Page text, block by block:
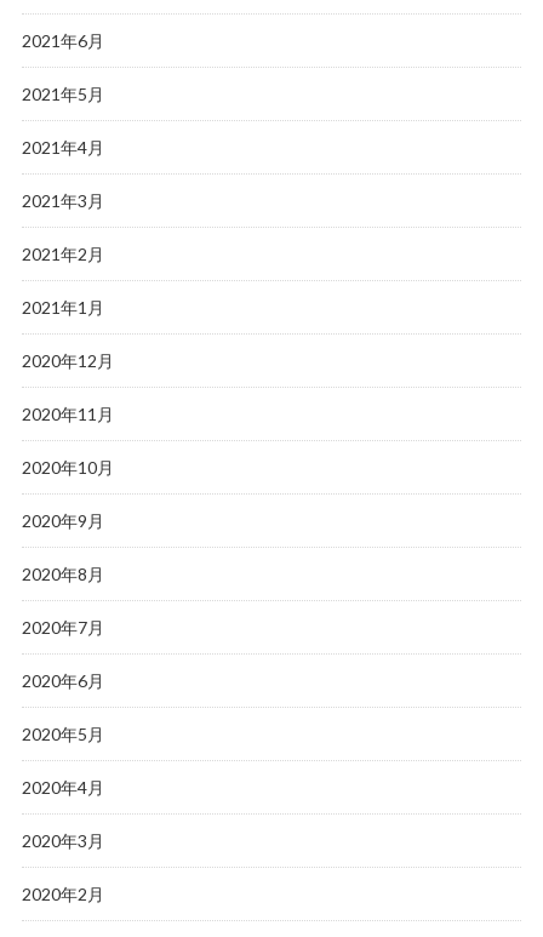
2021年6月
2021年5月
2021年4月
2021年3月
2021年2月
2021年1月
2020年12月
2020年11月
2020年10月
2020年9月
2020年8月
2020年7月
2020年6月
2020年5月
2020年4月
2020年3月
2020年2月